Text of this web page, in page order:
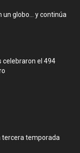
un globo… y continúa
celebraron el 494
tercera temporada